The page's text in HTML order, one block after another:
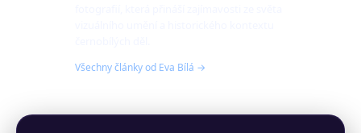
Všechny články od Eva Bílá →